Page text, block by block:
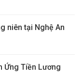
niên tại Nghệ An
Ứng Tiền Lương